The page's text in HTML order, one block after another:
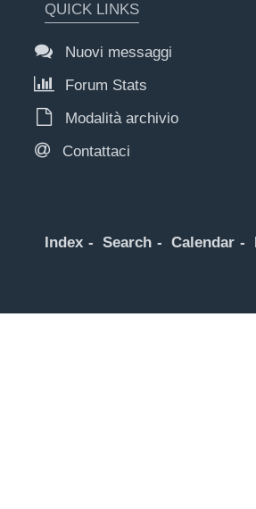
QUICK LINKS
Nuovi messaggi
Forum Stats
Modalità archivio
Contattaci
Index Search Calendar